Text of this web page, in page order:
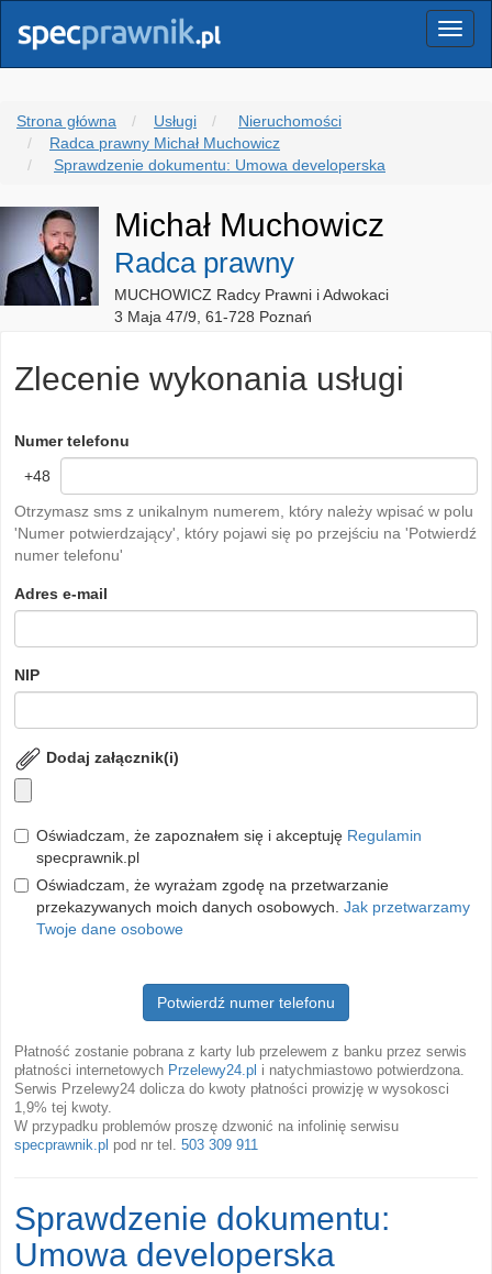
Menu
Strona główna Usługi
Nieruchomości
Radca prawny Michał Muchowicz
Sprawdzenie dokumentu: Umowa developerska
Michał Muchowicz
Radca prawny
MUCHOWICZ Radcy Prawni i Adwokaci
3 Maja 47/9, 61-728 Poznań
Zlecenie wykonania usługi
Numer telefonu
+48
Otrzymasz sms z unikalnym numerem, który należy wpisać w polu
'Numer potwierdzający', który pojawi się po przejściu na 'Potwierdź
numer telefonu'
Adres e-mail
NIP
Dodaj załącznik(i)
Oświadczam, że zapoznałem się i akceptuję Regulamin
specprawnik.pl
Oświadczam, że wyrażam zgodę na przetwarzanie
przekazywanych moich danych osobowych. Jak przetwarzamy
Twoje dane osobowe
Potwierdź numer telefonu
Płatność zostanie pobrana z karty lub przelewem z banku przez serwis
płatności internetowych Przelewy24.pl i natychmiastowo potwierdzona.
Serwis Przelewy24 dolicza do kwoty płatności prowizję w wysokosci
1,9% tej kwoty.
W przypadku problemów proszę dzwonić na infolinię serwisu
specprawnik.pl pod nr tel. 503 309 911
Sprawdzenie dokumentu:
Umowa developerska